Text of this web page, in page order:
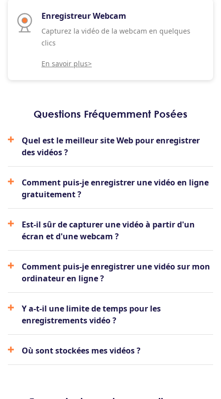
Enregistreur Webcam
Capturez la vidéo de la webcam en quelques
clics
En savoir plus>
Questions Fréquemment Posées
Quel est le meilleur site Web pour enregistrer
des vidéos ?
Comment puis-je enregistrer une vidéo en ligne
gratuitement ?
Est-il sûr de capturer une vidéo à partir d'un
écran et d'une webcam ?
Comment puis-je enregistrer une vidéo sur mon
ordinateur en ligne ?
Y a-t-il une limite de temps pour les
enregistrements vidéo ?
Où sont stockées mes vidéos ?